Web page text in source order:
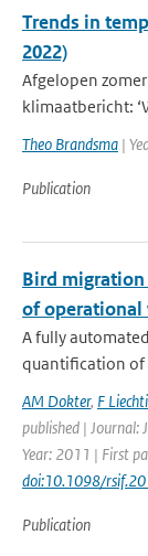
Trends in
2022)
Afgelopen
klimaatbericht:
Theo Brandsma |
Publication
Bird
of operational
A fully
quantification of
AM Dokter, F Liechti
published | Journal:
Year: 2011 | First
doi:10.1098/
Publication